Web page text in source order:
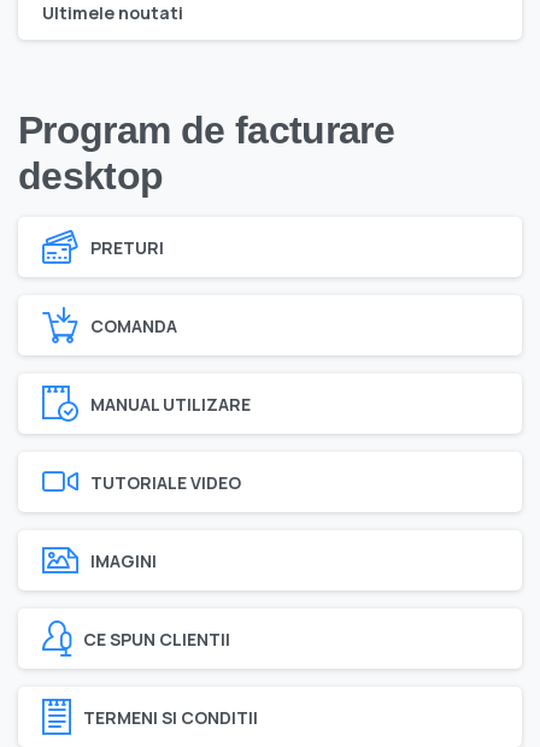
Ultimele noutati
Program de facturare
desktop
PRETURI
COMANDA
MANUAL UTILIZARE
TUTORIALE VIDEO
IMAGINI
CE SPUN CLIENTII
TERMENI SI CONDITII